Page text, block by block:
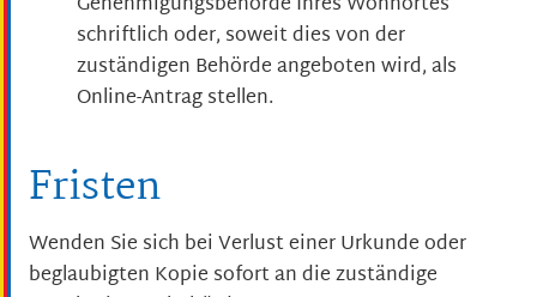
schriftlich oder, soweit dies von der
zuständigen Behörde angeboten wird, als
Online-Antrag stellen.
Fristen
Wenden Sie sich bei Verlust einer Urkunde oder
beglaubigten Kopie sofort an die zuständige